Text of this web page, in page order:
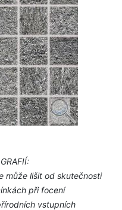
může lišit od skutečnosti
při focení
vstupních